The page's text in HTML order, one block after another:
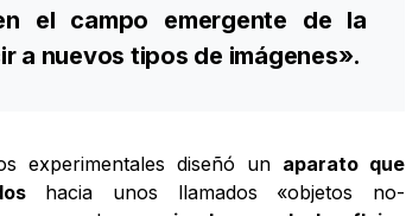
el campo emergente de la
a nuevos tipos de imágenes».
experimentales diseñó un aparato que
hacia unos llamados «objetos no-